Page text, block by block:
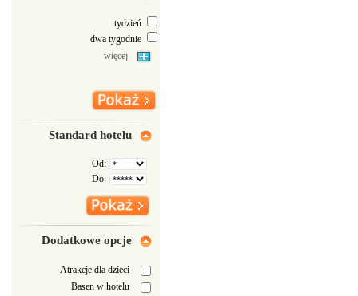
tydzień
dwa tygodnie
więcej
Standard hotelu
Od:
Do:
Dodatkowe opcje
Atrakcje dla dzieci
Basen w hotelu